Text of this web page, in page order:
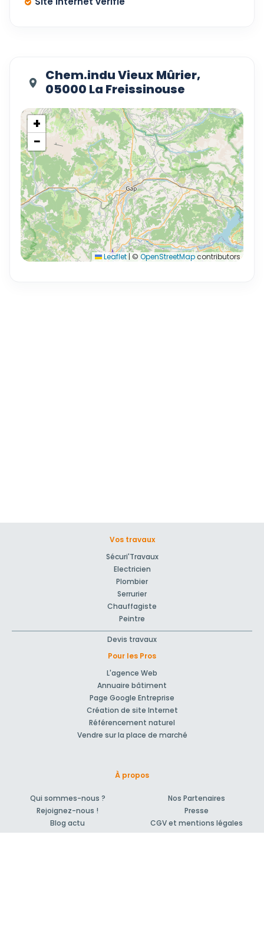
Chem.indu Vieux Mûrier,
05000 La Freissinouse
+
−
Leaflet | © OpenStreetMapcontributors
Vos travaux
Sécuri'Travaux
Electricien
Plombier
Serrurier
Chauffagiste
Peintre
Devis travaux
Pour les Pros
L'agence Web
Annuaire bâtiment
Page Google Entreprise
Création de site Internet
Référencement naturel
Vendre sur la place de marché
À propos
Qui sommes-nous ?
Rejoignez-nous !
Blog actu
Nos Partenaires
Presse
CGV et mentions légales
Comment ça marche?